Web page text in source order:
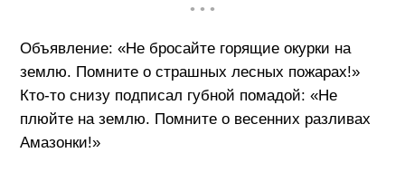
• • •
Объявление: «Не бросайте горящие окурки на
землю. Помните о страшных лесных пожарах!»
Кто-то снизу подписал губной помадой: «Не
плюйте на землю. Помните о весенних разливах
Амазонки!»